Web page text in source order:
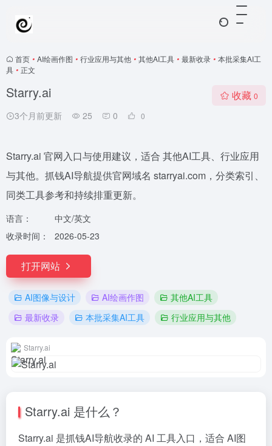
首页 • AI绘画作图 • 行业应用与其他 • 其他AI工具 • 最新收录 • 本批采集AI工
具 • 正文
Starry.ai
3个月前更新 25 0 0
收藏 0
Starry.ai 官网入口与使用建议，适合 其他AI工具、行业应用
与其他。抓钱AI导航提供官网域名 starryai.com，分类索引、
同类工具参考和持续排重更新。
语言：
中文/英文
收录时间：
2026-05-23
打开网站
AI图像与设计 AI绘画作图
其他AI工具
最新收录
本批采集AI工具 行业应用与其他
Starry.ai
Starry.ai 是什么？
Starry.ai 是抓钱AI导航收录的 AI 工具入口，适合 AI图